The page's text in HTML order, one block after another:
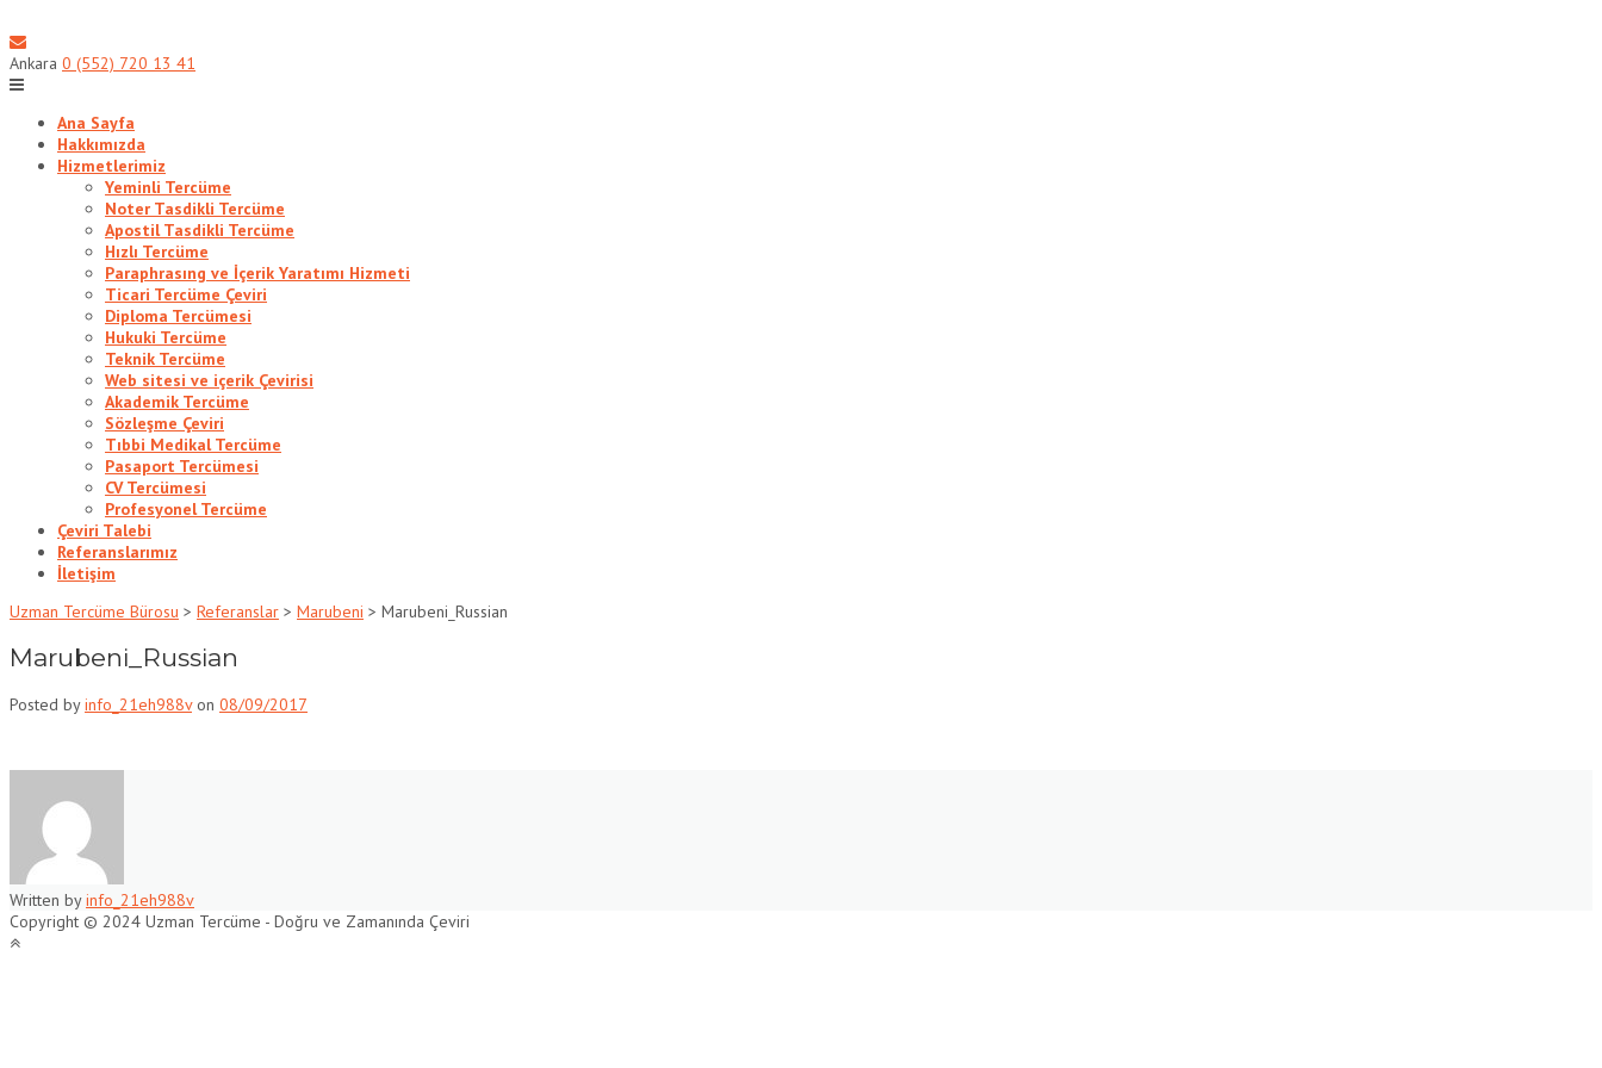
to
content
Ankara 0 (552) 720 13 41
Ana Sayfa
Hakkımızda
Hizmetlerimiz
Yeminli Tercüme
Noter Tasdikli Tercüme
Apostil Tasdikli Tercüme
Hızlı Tercüme
Paraphrasıng ve İçerik Yaratımı Hizmeti
Ticari Tercüme Çeviri
Diploma Tercümesi
Hukuki Tercüme
Teknik Tercüme
Web sitesi ve içerik Çevirisi
Akademik Tercüme
Sözleşme Çeviri
Tıbbi Medikal Tercüme
Pasaport Tercümesi
CV Tercümesi
Profesyonel Tercüme
Çeviri Talebi
Referanslarımız
İletişim
Uzman Tercüme Bürosu > Referanslar > Marubeni > Marubeni_Russian
Marubeni_Russian
Posted byinfo_21eh988von 08/09/2017
Written byinfo_21eh988v
Copyright © 2024 Uzman Tercüme - Doğru ve Zamanında Çeviri